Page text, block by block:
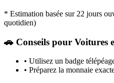
* Estimation basée sur 22 jours
quotidien)
🚗 Conseils pour Voitures
• Utilisez un badge
• Préparez la monnaie